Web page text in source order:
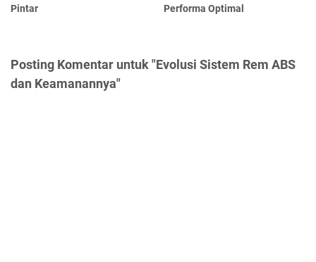
Pintar
Performa Optimal
Posting Komentar untuk "Evolusi Sistem Rem ABS
dan Keamanannya"